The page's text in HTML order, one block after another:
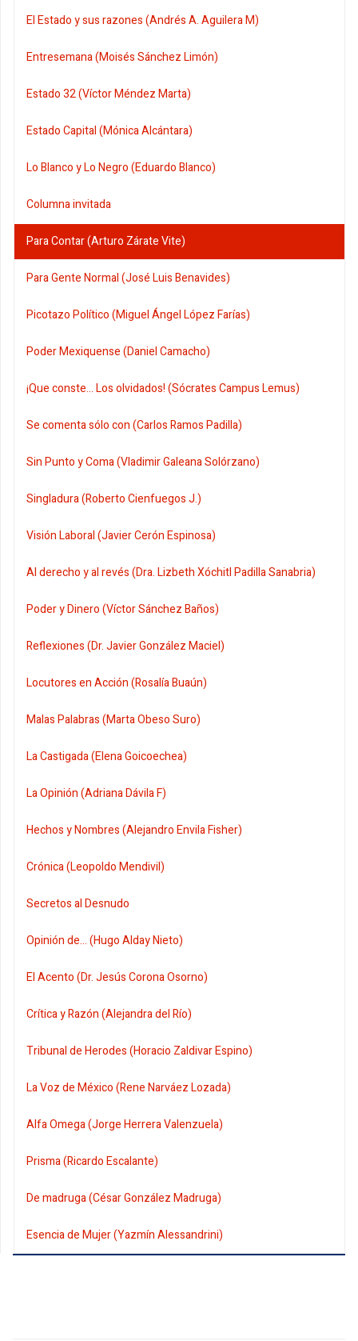
El Estado y sus razones (Andrés A. Aguilera M)
Entresemana (Moisés Sánchez Limón)
Estado 32 (Víctor Méndez Marta)
Estado Capital (Mónica Alcántara)
Lo Blanco y Lo Negro (Eduardo Blanco)
Columna invitada
Para Contar (Arturo Zárate Vite)
Para Gente Normal (José Luis Benavides)
Picotazo Político (Miguel Ángel López Farías)
Poder Mexiquense (Daniel Camacho)
¡Que conste... Los olvidados! (Sócrates Campus Lemus)
Se comenta sólo con (Carlos Ramos Padilla)
Sin Punto y Coma (Vladimir Galeana Solórzano)
Singladura (Roberto Cienfuegos J.)
Visión Laboral (Javier Cerón Espinosa)
Al derecho y al revés (Dra. Lizbeth Xóchitl Padilla Sanabria)
Poder y Dinero (Víctor Sánchez Baños)
Reflexiones (Dr. Javier González Maciel)
Locutores en Acción (Rosalía Buaún)
Malas Palabras (Marta Obeso Suro)
La Castigada (Elena Goicoechea)
La Opinión (Adriana Dávila F)
Hechos y Nombres (Alejandro Envila Fisher)
Crónica (Leopoldo Mendivil)
Secretos al Desnudo
Opinión de... (Hugo Alday Nieto)
El Acento (Dr. Jesús Corona Osorno)
Crítica y Razón (Alejandra del Río)
Tribunal de Herodes (Horacio Zaldivar Espino)
La Voz de México (Rene Narváez Lozada)
Alfa Omega (Jorge Herrera Valenzuela)
Prisma (Ricardo Escalante)
De madruga (César González Madruga)
Esencia de Mujer (Yazmín Alessandrini)